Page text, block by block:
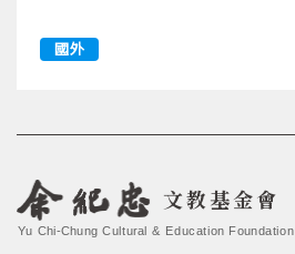
國外
文教基金會
Yu Chi-Chung Cultural & Education Foundation